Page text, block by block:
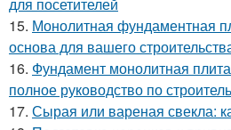
для посетителей
15. Монолитная фундаментная
основа для вашего
16. Фундамент монолитная
полное руководство по
17. Сырая или вареная свекла: